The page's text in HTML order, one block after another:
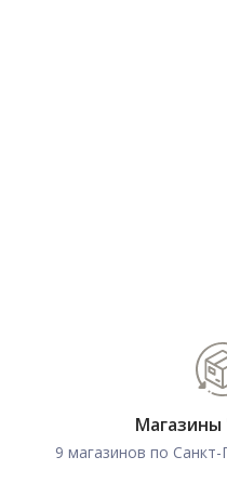
9 магазинов по